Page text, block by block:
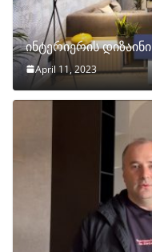
ინტერიერის დიზაინი
April 11, 2023